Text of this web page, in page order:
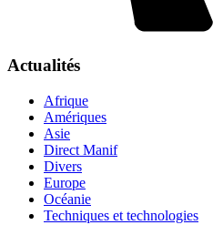
Actualités
Afrique
Amériques
Asie
Direct Manif
Divers
Europe
Océanie
Techniques et technologies